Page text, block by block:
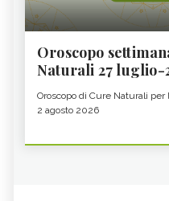
Oroscopo
Naturali 27 luglio-
Oroscopo di Cure Naturali
2 agosto 2026